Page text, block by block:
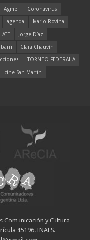
Agmer
Coronavirus
agenda
Mario Rovina
ATE
Jorge Díaz
Clara Chauvín
TORNEO FEDERAL A
cine San Martín
Comunicación y Cultura
45196. INAES.